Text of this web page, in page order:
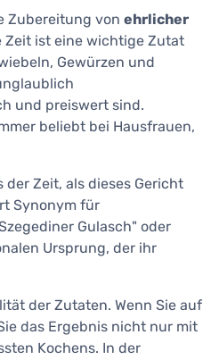
Zubereitung von ehrlicher
Zeit ist eine wichtige Zutat
Gewürzen und
und preiswert sind.
beliebt bei Hausfrauen,
der Zeit, als dieses Gericht
Synonym für
Gulasch" oder
Ursprung, der ihr
der Zutaten. Wenn Sie auf
das Ergebnis nicht nur mit
Kochens. In der